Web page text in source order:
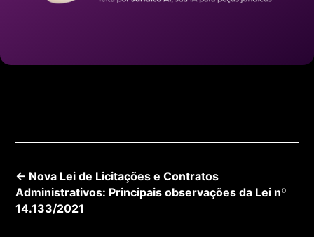
← Nova Lei de Licitações e Contratos
Administrativos: Principais observações da Lei nº
14.133/2021